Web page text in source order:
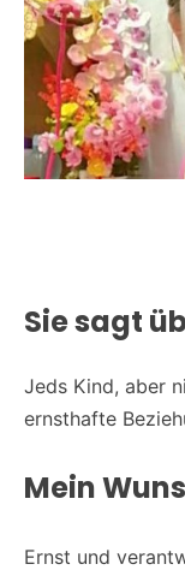
Sie sagt
Jeds Kind, aber
ernsthafte
Mein
Ernst und